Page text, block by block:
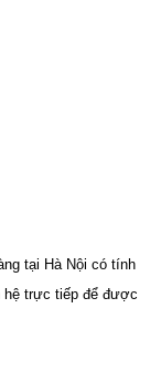
tại Hà Nội có tính
hệ trực tiếp để được